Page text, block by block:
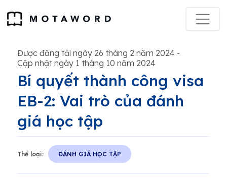
Được đăng tải ngày 26 tháng 2 năm 2024 -
Cập nhật ngày 1 tháng 10 năm 2024
Bí quyết thành công visa
EB-2: Vai trò của đánh
giá học tập
Thể loại: ĐÁNH GIÁ HỌC TẬP